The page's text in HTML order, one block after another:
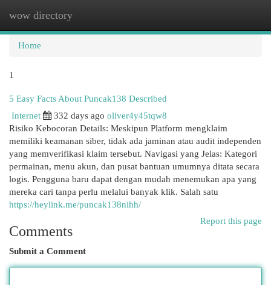
wow directory
Home
1
5 Easy Facts About Puncak138 Described
Internet
332 days ago oliver4y45tqw8
Risiko Kebocoran Details: Meskipun Platform mengklaim
memiliki keamanan siber, tidak ada jaminan atau audit independen
yang memverifikasi klaim tersebut. Navigasi yang Jelas: Kategori
permainan, menu akun, dan pusat bantuan umumnya ditata secara
logis. Pengguna baru dapat dengan mudah menemukan apa yang
mereka cari tanpa perlu melalui banyak klik. Salah satu
https://heylink.me/puncak138nihh/
Report this page
Comments
Submit a Comment